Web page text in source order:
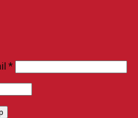
*Bắt
buộc